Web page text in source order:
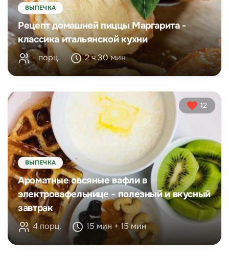
ВЫПЕЧКА
Рецепт домашней пиццы Маргарита -
классика итальянской кухни
- порц. 2 ч 30 мин
12
ВЫПЕЧКА
Ароматные овсяные вафли в
электровафельнице - полезный и вкусный
завтрак
4 порц. 15 мин + 15 мин